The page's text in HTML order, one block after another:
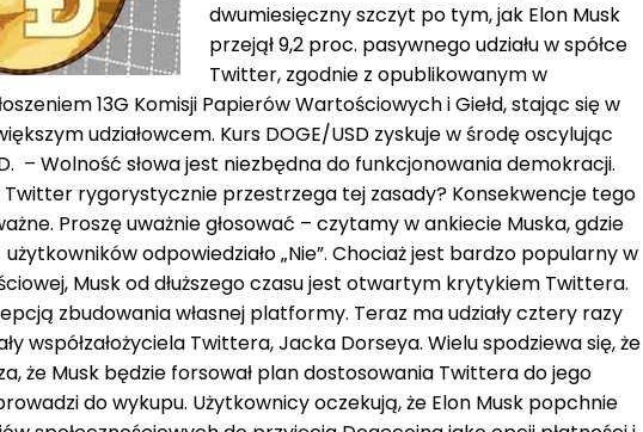
dwumiesięczny szczyt po tym, jak Elon Musk
przejął 9,2 proc. pasywnego udziału w spółce
Twitter, zgodnie z opublikowanym w
13G Komisji Papierów Wartościowych i Giełd, stając się w
udziałowcem. Kurs DOGE/USD zyskuje w środę oscylując
– Wolność słowa jest niezbędna do funkcjonowania demokracji.
Twitter rygorystycznie przestrzega tej zasady? Konsekwencje tego
Proszę uważnie głosować – czytamy w ankiecie Muska, gdzie
odpowiedziało „Nie”. Chociaż jest bardzo popularny w
Musk od dłuższego czasu jest otwartym krytykiem Twittera.
zbudowania własnej platformy. Teraz ma udziały cztery razy
współzałożyciela Twittera, Jacka Dorseya. Wielu spodziewa się, że
że ​​Musk będzie forsował plan dostosowania Twittera do jego
do wykupu. Użytkownicy oczekują, że Elon Musk popchnie